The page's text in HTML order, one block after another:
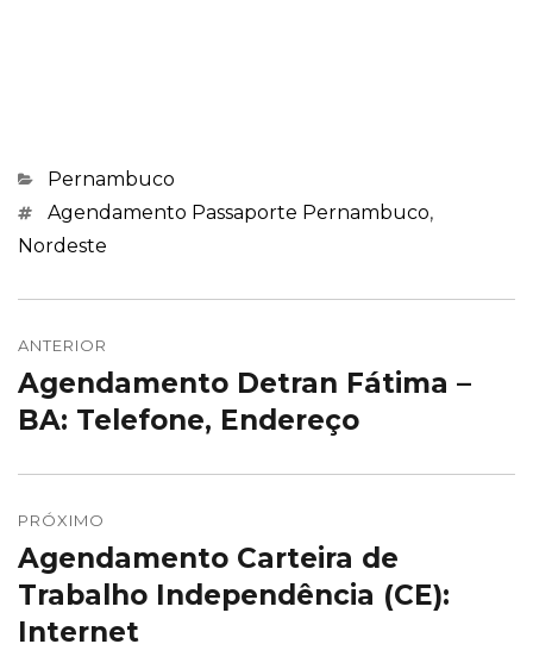
Categorias
Pernambuco
Marcações
Agendamento Passaporte Pernambuco,
Nordeste
de
Post
ANTERIOR
Post
anterior:
Agendamento Detran Fátima –
BA: Telefone, Endereço
PRÓXIMO
Próximo
post:
Agendamento Carteira de
Trabalho Independência (CE):
Internet